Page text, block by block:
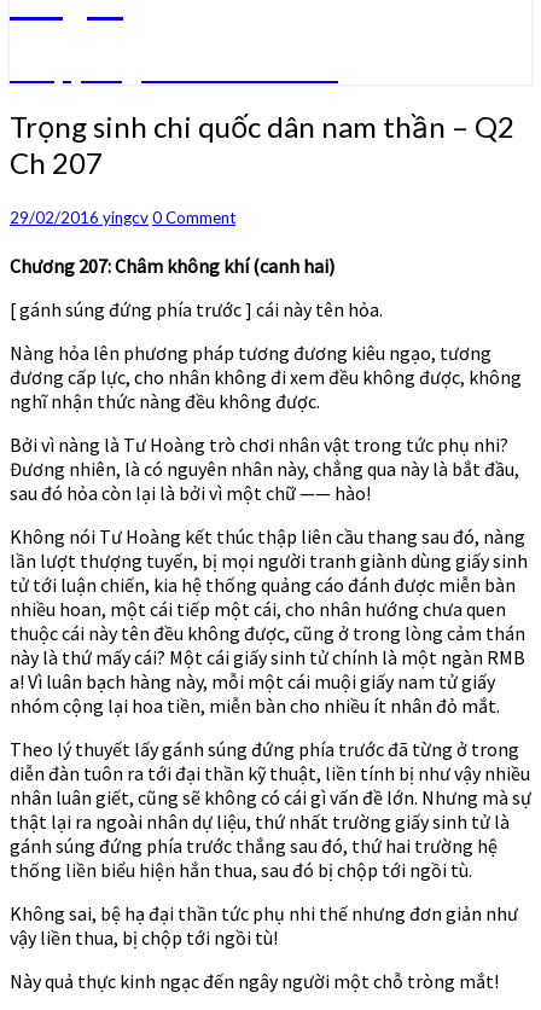
Trọng
sinh
chi
dân
thần
Q2
207
Trọng sinh chi quốc dân nam thần – Q2
Ch 207
29/02/2016 yingcvComments
0 Comment
Chương 207: Châm không khí (canh hai)
[ gánh súng đứng phía trước ] cái này tên hỏa.
Nàng hỏa lên phương pháp tương đương kiêu ngạo, tương
đương cấp lực, cho nhân không đi xem đều không được, không
nghĩ nhận thức nàng đều không được.
Bởi vì nàng là Tư Hoàng trò chơi nhân vật trong tức phụ nhi?
Đương nhiên, là có nguyên nhân này, chẳng qua này là bắt đầu,
sau đó hỏa còn lại là bởi vì một chữ —— hào!
Không nói Tư Hoàng kết thúc thập liên cầu thang sau đó, nàng
lần lượt thượng tuyến, bị mọi người tranh giành dùng giấy sinh
tử tới luận chiến, kia hệ thống quảng cáo đánh được miễn bàn
nhiều hoan, một cái tiếp một cái, cho nhân hướng chưa quen
thuộc cái này tên đều không được, cũng ở trong lòng cảm thán
này là thứ mấy cái? Một cái giấy sinh tử chính là một ngàn RMB
a! Vì luân bạch hàng này, mỗi một cái muội giấy nam tử giấy
nhóm cộng lại hoa tiền, miễn bàn cho nhiều ít nhân đỏ mắt.
Theo lý thuyết lấy gánh súng đứng phía trước đã từng ở trong
diễn đàn tuôn ra tới đại thần kỹ thuật, liền tính bị như vậy nhiều
nhân luân giết, cũng sẽ không có cái gì vấn đề lớn. Nhưng mà sự
thật lại ra ngoài nhân dự liệu, thứ nhất trường giấy sinh tử là
gánh súng đứng phía trước thắng sau đó, thứ hai trường hệ
thống liền biểu hiện hắn thua, sau đó bị chộp tới ngồi tù.
Không sai, bệ hạ đại thần tức phụ nhi thế nhưng đơn giản như
vậy liền thua, bị chộp tới ngồi tù!
Này quả thực kinh ngạc đến ngây người một chỗ tròng mắt!